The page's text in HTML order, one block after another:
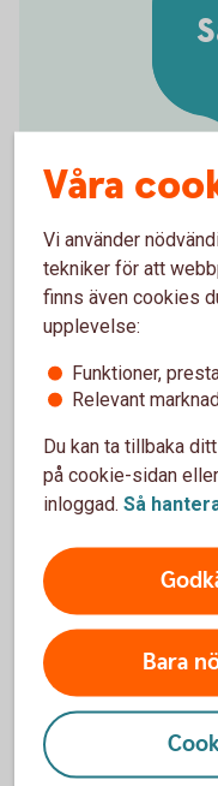
Aktivera
Valde du PIN-kod
kort? Eller har du
använda kortet
gör det genom att
ange din PIN-kod.
vanligt.
Våra
Vi använder
tekniker för att
finns även cookies
upplevelse:
Funktioner,
Relevant
Du kan ta tillbaka
på cookie-sidan
inloggad. Så
Bara